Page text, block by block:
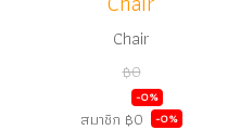
Chair
฿0
-0%
สมาชิก ฿0 -0%